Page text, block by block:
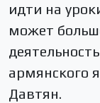
идти на
может
армянского
Давтян.